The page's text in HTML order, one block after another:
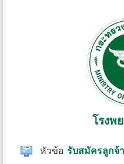
โรงพ
หัวข้อ รับสมัครลูกจ้